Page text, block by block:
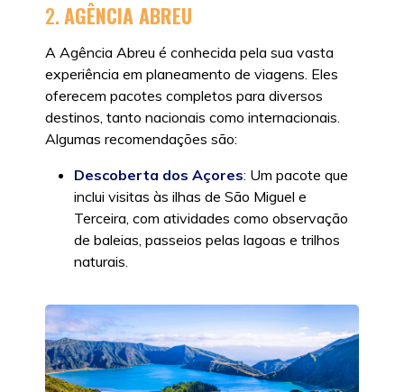
2.AGÊNCIA ABREU
A Agência Abreu é conhecida pela sua vasta
experiência em planeamento de viagens. Eles
oferecem pacotes completos para diversos
destinos, tanto nacionais como internacionais.
Algumas recomendações são:
Descoberta dos Açores: Um pacote que
inclui visitas às ilhas de São Miguel e
Terceira, com atividades como observação
de baleias, passeios pelas lagoas e trilhos
naturais.